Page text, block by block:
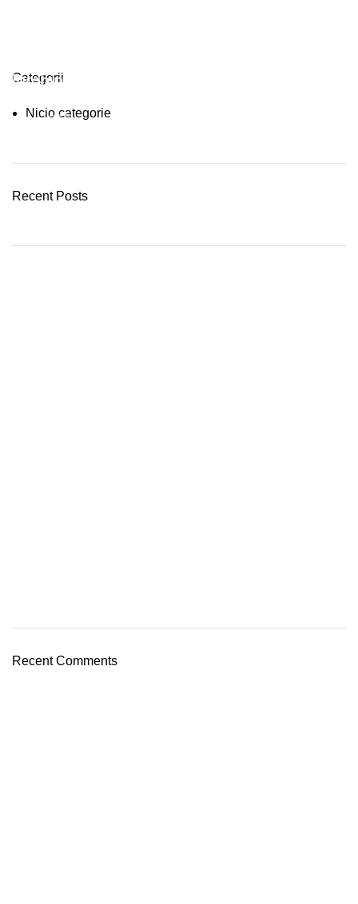
Categorii
Nicio categorie
Recent Posts
Plumbing Install Discount
03 Nov – 03 Dec
Recent Comments